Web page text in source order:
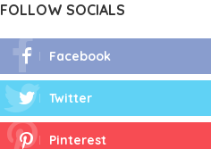
FOLLOW SOCIALS
Facebook
Twitter
Pinterest